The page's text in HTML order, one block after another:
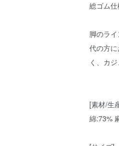
総ゴム仕
脚のラ
代の方
く、カ
[素材/生
綿:73%